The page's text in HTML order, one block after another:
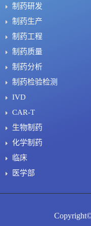
制药研发
制药生产
制药工程
制药质量
制药分析
制药检验检测
IVD
CAR-T
生物制药
化学制药
临床
医学部